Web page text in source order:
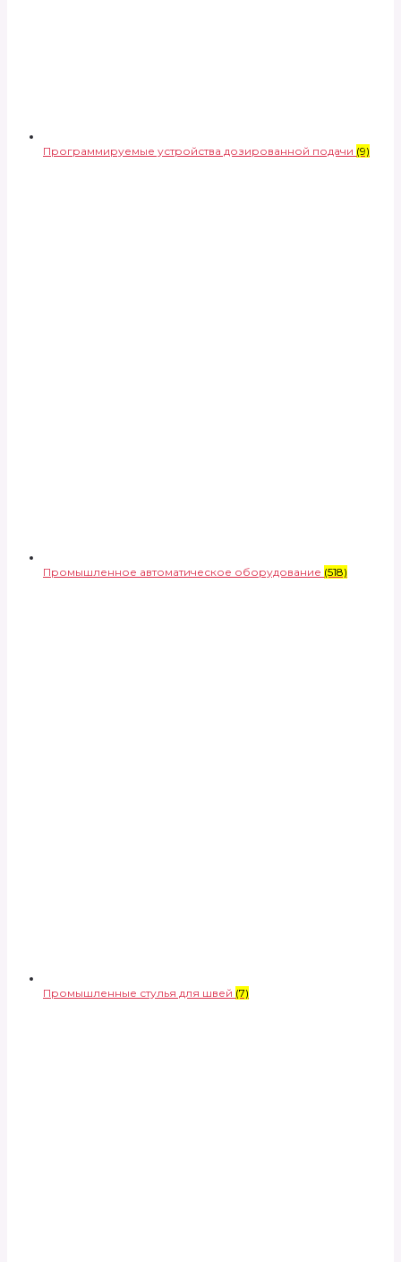
Программируемые устройства дозированной подачи (9)
Промышленное автоматическое оборудование (518)
Промышленные стулья для швей (7)